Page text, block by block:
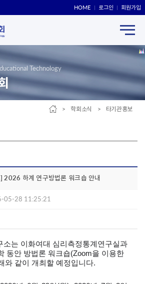
HOME 로그인 회원가입
Technology
> 학회소식 > 타기관홍보
2026 하계 연구방법론 워크숍 안내
05-28 11:25:21
소는 이화여대 심리측정통계연구실과
동안 방법론 워크숍(Zoom을 이용한
와 같이 개최할 예정입니다.